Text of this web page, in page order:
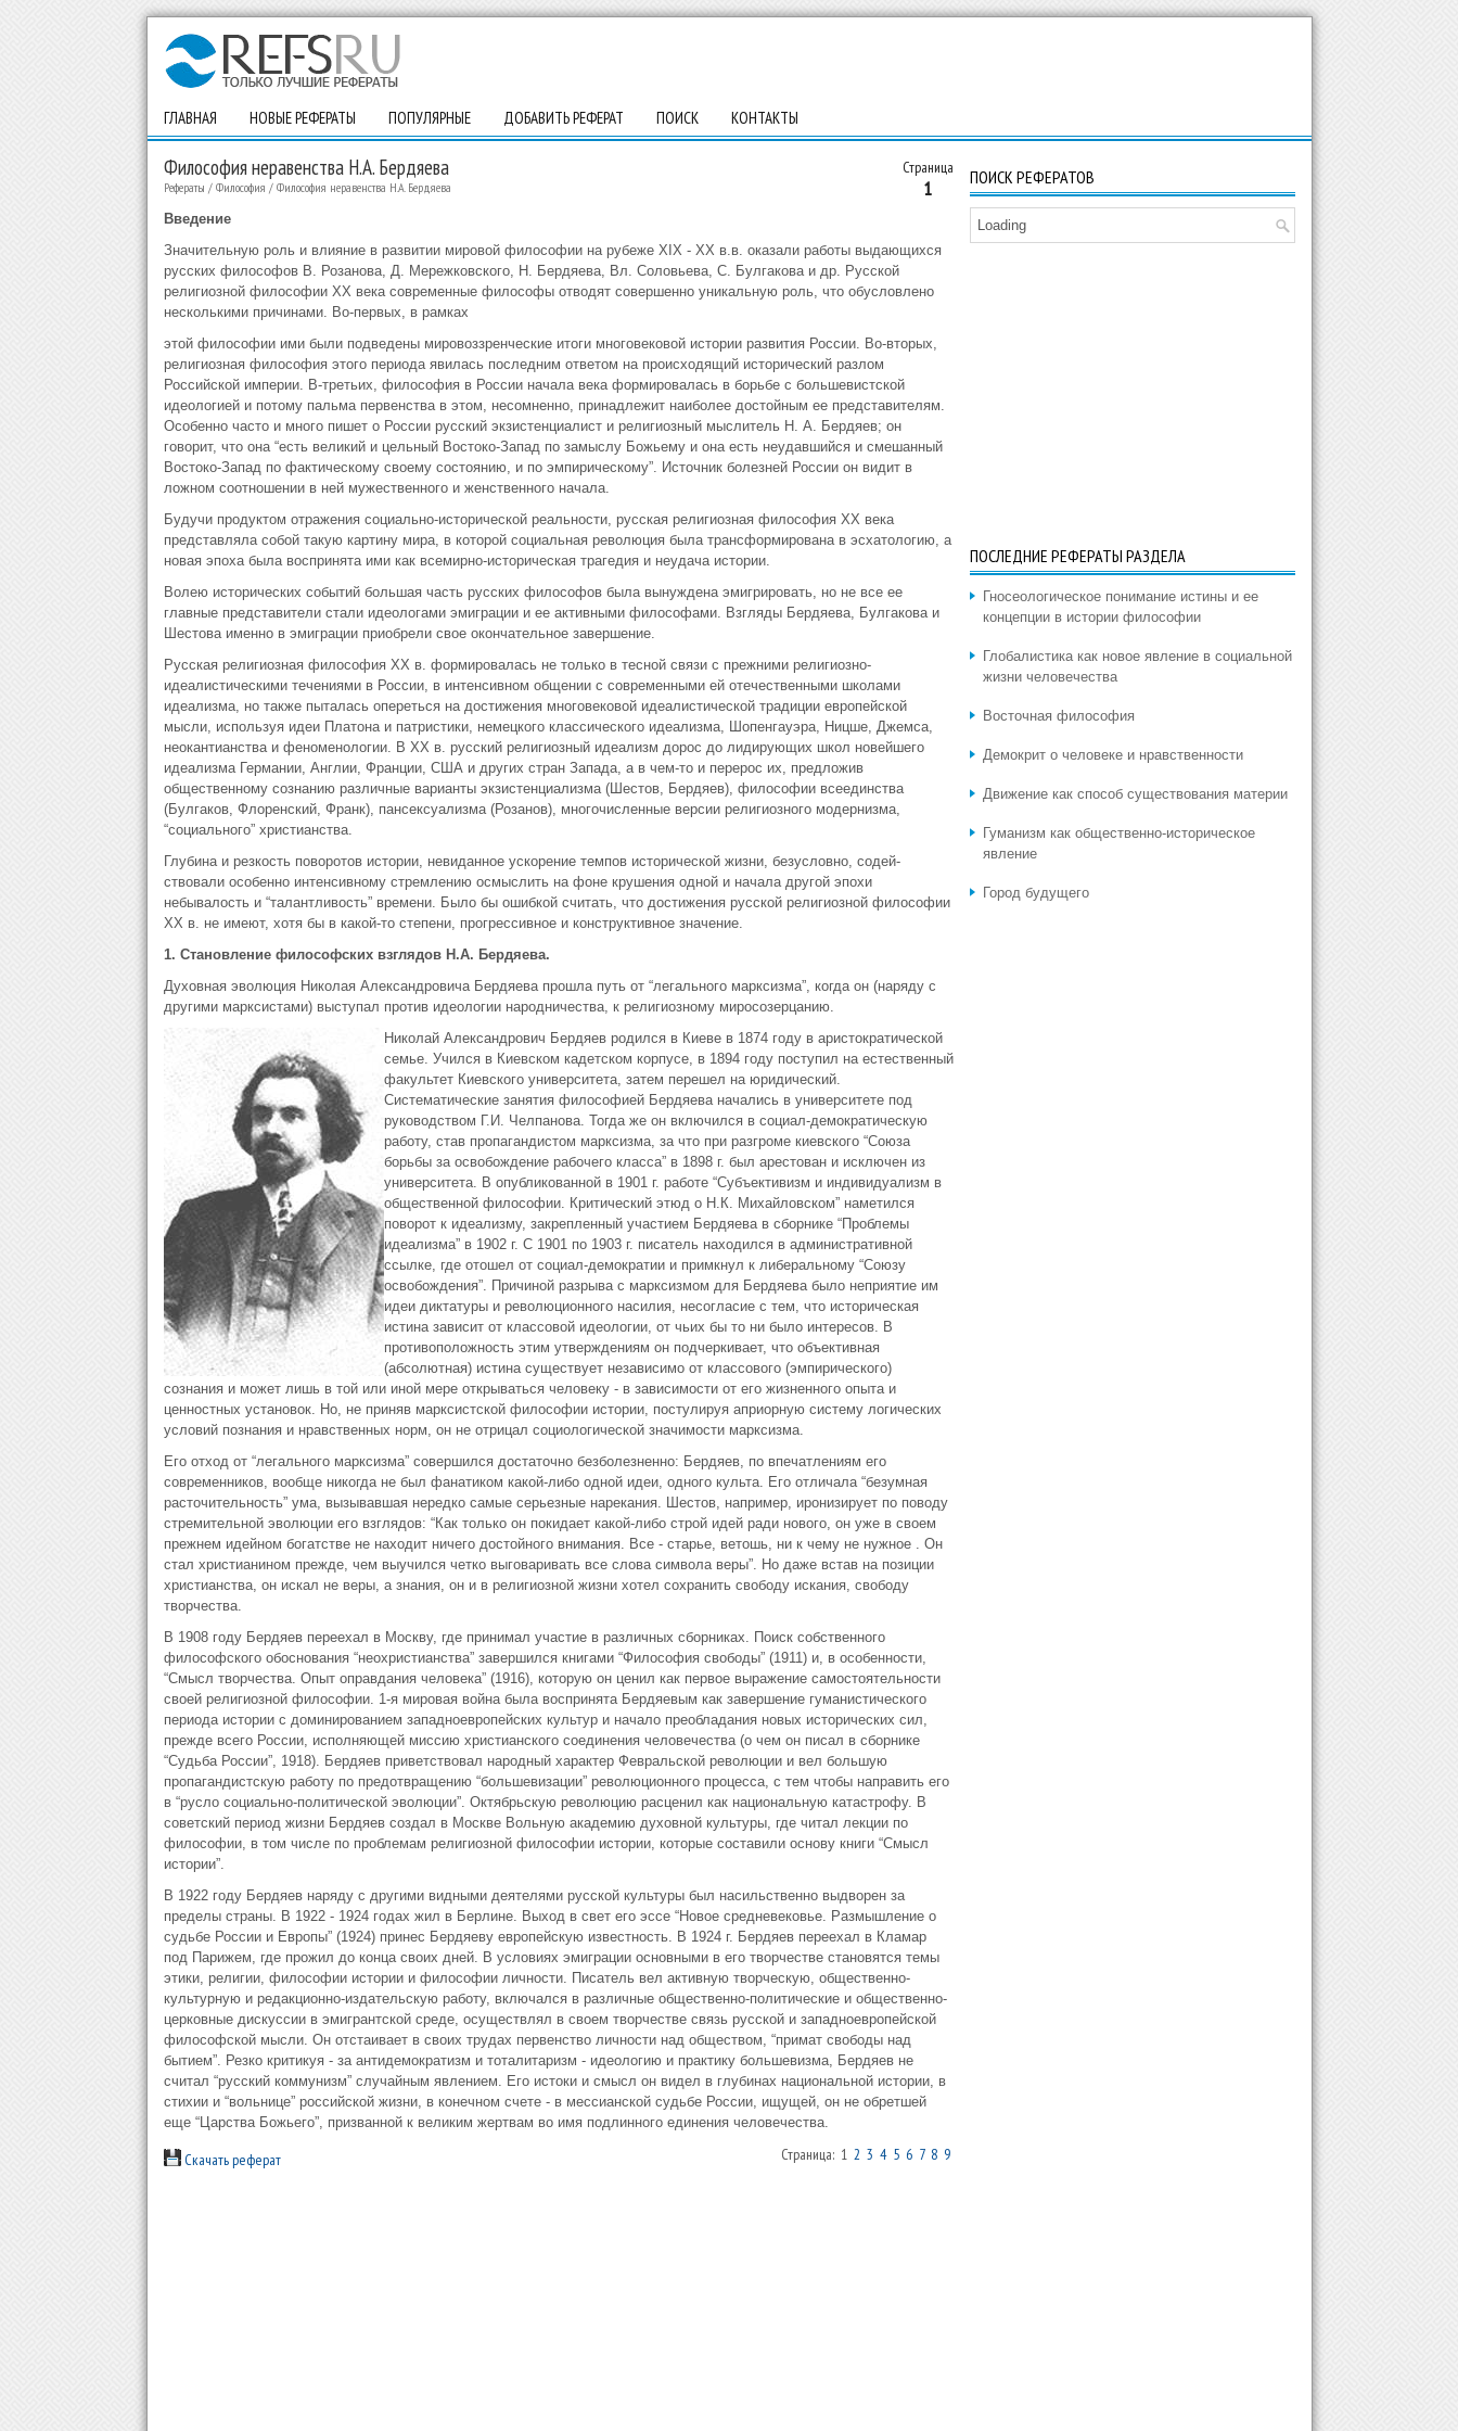
ГЛАВНАЯ НОВЫЕ РЕФЕРАТЫ ПОПУЛЯРНЫЕ ДОБАВИТЬ РЕФЕРАТ ПОИСК КОНТАКТЫ
Страница
1
Философия неравенства Н.А. Бердяева
Рефераты / Философия / Философия неравенства Н.А. Бердяева
Введение
Значительную роль и влияние в развитии мировой философии на рубеже XIX - XX в.в. оказали работы выдающихся
русских философов В. Розанова, Д. Мережковского, Н. Бердяева, Вл. Соловьева, С. Булгакова и др. Русской
религиозной философии XX века современные философы отводят совершенно уникальную роль, что обусловлено
несколькими причинами. Во-первых, в рамках
этой философии ими были подведены мировоззренческие итоги многовековой истории развития России. Во-вторых,
религиозная философия этого периода явилась последним ответом на происходящий исторический разлом
Российской империи. В-третьих, философия в России начала века формировалась в борьбе с большевистской
идеологией и потому пальма первенства в этом, несомненно, принадлежит наиболее достойным ее представителям.
Особенно часто и много пишет о России русский экзистенциалист и религиозный мыслитель Н. А. Бердяев; он
говорит, что она “есть великий и цельный Востоко-Запад по замыслу Божьему и она есть неудавшийся и смешанный
Востоко-Запад по фактическому своему состоянию, и по эмпирическому”. Источник болезней России он видит в
ложном соотношении в ней мужественного и женственного начала.
Будучи продуктом отражения социально-исторической реальности, русская религиозная философия ХХ века
представляла собой такую картину мира, в которой социальная революция была трансформирована в эсхатологию, а
новая эпоха была воспринята ими как всемирно-историческая трагедия и неудача истории.
Волею исторических событий большая часть русских философов была вынуждена эмигрировать, но не все ее
главные представители стали идеологами эмиграции и ее активными философами. Взгляды Бердяева, Булгакова и
Шестова именно в эмиграции приобрели свое окончательное завершение.
Русская религиозная философия XX в. формирова­лась не только в тесной связи с прежними религиозно-
идеалистическими течениями в России, в интенсивном общении с современными ей отечественными школами
идеализма, но также пыталась опереться на достижения многовековой идеалистической традиции европейской
мысли, используя идеи Платона и патристики, немецкого классического идеализма, Шопенгауэра, Ницше, Джемса,
неокантианства и феноменологии. В XX в. русский рели­гиозный идеализм дорос до лидирующих школ новей­шего
идеализма Германии, Англии, Франции, США и других стран Запада, а в чем-то и перерос их, предло­жив
общественному сознанию различные варианты экзи­стенциализма (Шестов, Бердяев), философии всеедин­ства
(Булгаков, Флоренский, Франк), пансексуализма (Розанов), многочисленные версии религиозного модернизма,
“социального” христианства.
Глубина и резкость поворотов истории, невиданное ускорение темпов исторической жизни, безусловно, содей­
ствовали особенно интенсивному стремлению осмыслить на фоне крушения одной и начала другой эпохи
небывалость и “талантливость” времени. Было бы ошибкой считать, что достижения русской религиозной филосо­фии
XX в. не имеют, хотя бы в какой-то степени, прогрес­сивное и конструктивное значение.
1. Становление философских взглядов Н.А. Бердяева.
Духовная эволюция Николая Александровича Бердяева прошла путь от “легального марксизма”, когда он (наряду с
другими марксистами) выступал против идеологии народничества, к религиозному миросозерцанию.
Николай Александрович Бердяев родился в Киеве в 1874 году в аристократической
семье. Учился в Киевском кадетском корпусе, в 1894 году поступил на естественный
факультет Киевского университета, затем перешел на юридический.
Систематические занятия философией Бердяева начались в университете под
руководством Г.И. Челпанова. Тогда же он включился в социал-демократическую
работу, став пропагандистом марксизма, за что при разгроме киевского “Союза
борьбы за освобождение рабочего класса” в 1898 г. был арестован и исключен из
университета. В опубликованной в 1901 г. работе “Субъективизм и индивидуализм в
общественной философии. Критический этюд о Н.К. Михайловском” наметился
поворот к идеализму, закрепленный участием Бердяева в сборнике “Проблемы
идеализма” в 1902 г. С 1901 по 1903 г. писатель находился в административной
ссылке, где отошел от социал-демократии и примкнул к либеральному “Союзу
освобождения”. Причиной разрыва с марксизмом для Бердяева было неприятие им
идеи диктатуры и революционного насилия, несогласие с тем, что историческая
истина зависит от классовой идеологии, от чьих бы то ни было интересов. В
противоположность этим утверждениям он подчеркивает, что объективная
(абсолютная) истина существует независимо от классового (эмпирического)
сознания и может лишь в той или иной мере открываться человеку - в зависимости от его жизненного опыта и
ценностных установок. Но, не приняв марксистской философии истории, постулируя априорную систему логических
условий познания и нравственных норм, он не отрицал социологической значимости марксизма.
Его отход от “легального марксизма” совершился достаточно безболезненно: Бердяев, по впечатлениям его
современников, вообще никогда не был фанатиком какой-либо одной идеи, одного культа. Его отличала “безумная
расточительность” ума, вызывавшая нередко самые серьезные нарекания. Шестов, например, иронизирует по поводу
стремительной эволюции его взглядов: “Как только он покидает какой-либо строй идей ради нового, он уже в своем
прежнем идейном богатстве не находит ничего достойного внимания. Все - старье, ветошь, ни к чему не нужное . Он
стал христианином прежде, чем выучился четко выговаривать все слова символа веры”. Но даже встав на позиции
христианства, он искал не веры, а знания, он и в религиозной жизни хотел сохранить свободу искания, свободу
творчества.
В 1908 году Бердяев переехал в Москву, где принимал участие в различных сборниках. Поиск собственного
философского обоснования “неохристианства” завершился книгами “Философия свободы” (1911) и, в особенности,
“Смысл творчества. Опыт оправдания человека” (1916), которую он ценил как первое выражение самостоятельности
своей религиозной философии. 1-я мировая война была воспринята Бердяевым как завершение гуманистического
периода истории с доминированием западноевропейских культур и начало преобладания новых исторических сил,
прежде всего России, исполняющей миссию христианского соединения человечества (о чем он писал в сборнике
“Судьба России”, 1918). Бердяев приветствовал народный характер Февральской революции и вел большую
пропагандистскую работу по предотвращению “большевизации” революционного процесса, с тем чтобы направить его
в “русло социально-политической эволюции”. Октябрьскую революцию расценил как национальную катастрофу. В
советский период жизни Бердяев создал в Москве Вольную академию духовной культуры, где читал лекции по
философии, в том числе по проблемам религиозной философии истории, которые составили основу книги “Смысл
истории”.
В 1922 году Бердяев наряду с другими видными деятелями русской культуры был насильственно выдворен за
пределы страны. В 1922 - 1924 годах жил в Берлине. Выход в свет его эссе “Новое средневековье. Размышление о
судьбе России и Европы” (1924) принес Бердяеву европейскую известность. В 1924 г. Бердяев переехал в Кламар
под Парижем, где прожил до конца своих дней. В условиях эмиграции основными в его творчестве становятся темы
этики, религии, философии истории и философии личности. Писатель вел активную творческую, общественно-
культурную и редакционно-издательскую работу, включался в различные общественно-политические и общественно-
церковные дискуссии в эмигрантской среде, осуществлял в своем творчестве связь русской и западноевропейской
философской мысли. Он отстаивает в своих трудах первенство личности над обществом, “примат свободы над
бытием”. Резко критикуя - за антидемократизм и тоталитаризм - идеологию и практику большевизма, Бердяев не
считал “русский коммунизм” случайным явлением. Его истоки и смысл он видел в глубинах национальной истории, в
стихии и “вольнице” российской жизни, в конечном счете - в мессианской судьбе России, ищущей, он не обретшей
еще “Царства Божьего”, призванной к великим жертвам во имя подлинного единения человечества.
Скачать реферат Страница: 1 2 3 4 5 6 7 8 9
ПОИСК РЕФЕРАТОВ
Loading
ПОСЛЕДНИЕ РЕФЕРАТЫ РАЗДЕЛА
Гносеологическое понимание истины и ее
концепции в истории философии
Глобалистика как новое явление в социальной
жизни человечества
Восточная философия
Демокрит о человеке и нравственности
Движение как способ существования материи
Гуманизм как общественно-историческое
явление
Город будущего